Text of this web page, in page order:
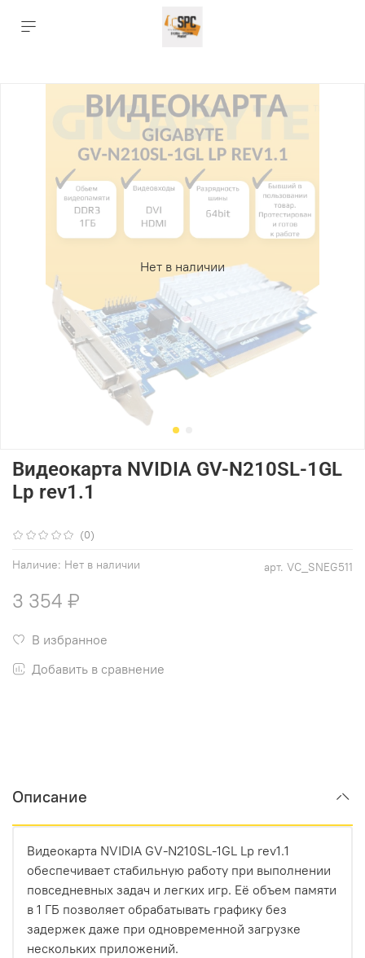
Нет в наличии
(0)
арт. VC_SNEG511
Наличие: Нет в наличии
Видеокарта NVIDIA GV-N210SL-1GL
Lp rev1.1
3 354 ₽
В избранное
Добавить в сравнение
Описание
Видеокарта NVIDIA GV-N210SL-1GL Lp rev1.1
обеспечивает стабильную работу при выполнении
повседневных задач и легких игр. Её объем памяти
в 1 ГБ позволяет обрабатывать графику без
задержек даже при одновременной загрузке
нескольких приложений.